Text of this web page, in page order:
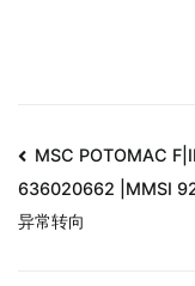
MSC POTOMAC
636020662 |MMSI
异常转向